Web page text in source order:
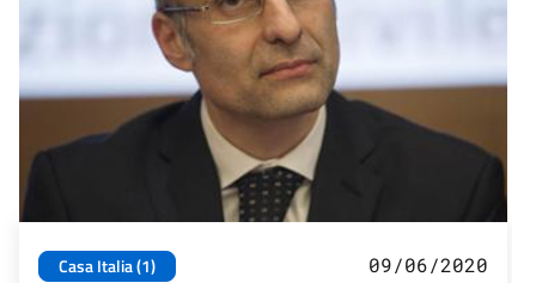
Casa Italia (1)
09/06/2020